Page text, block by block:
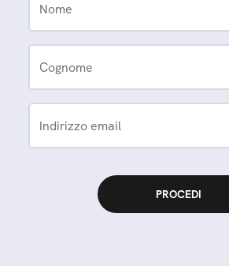
Nome
Cognome
Indirizzo email